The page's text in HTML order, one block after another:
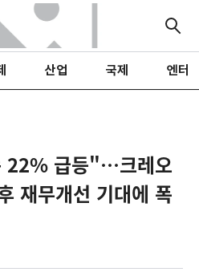
산업 국제 엔터
22% 급등"…크레오
재무개선 기대에 폭